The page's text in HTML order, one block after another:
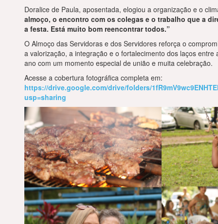
Doralice de Paula, aposentada, elogiou a organização e o
almoço, o encontro com os colegas e o trabalho que a
a festa. Está muito bom reencontrar todos.”
O Almoço das Servidoras e dos Servidores reforça o
a valorização, a integração e o fortalecimento dos laços entre
ano com um momento especial de união e muita celebração.
Acesse a cobertura fotográfica completa em:
https://drive.google.com/drive/folders/
usp=sharing